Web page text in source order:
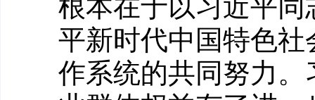
根本在于以习近平
平新时代中国特色
作系统的共同努力